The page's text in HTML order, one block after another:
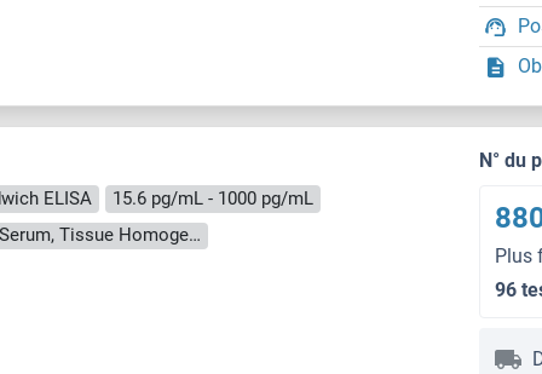
ELISA
15.6 pg/mL - 1000 pg/mL
Cell Culture Supernatant, Cell Lysate, Plasma, Serum, Tissue Homogenate
N° du
Plus
96